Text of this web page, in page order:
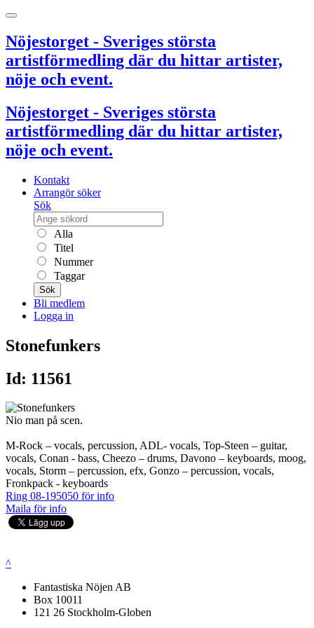
Nöjestorget - Sveriges största
artistförmedling där du hittar artister,
nöje och event.
Nöjestorget - Sveriges största
artistförmedling där du hittar artister,
nöje och event.
Kontakt
Arrangör söker
Sök
Alla
Titel
Nummer
Taggar
Sök
Bli medlem
Logga in
Stonefunkers
Id: 11561
Nio man på scen.
M-Rock – vocals, percussion, ADL- vocals, Top-Steen – guitar,
vocals, Conan - bass, Cheezo – drums, Davono – keyboards, moog,
vocals, Storm – percussion, efx, Gonzo – percussion, vocals,
Fronkpack - keyboards
Ring 08-195050 för info
Maila för info
^
Fantastiska Nöjen AB
Box 10011
121 26 Stockholm-Globen